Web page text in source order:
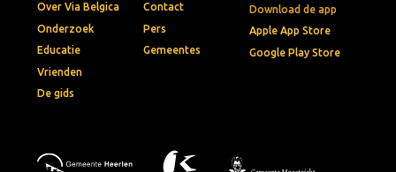
Download de app
Apple App Store
Google Play Store
Over Via Belgica
Onderzoek
Educatie
Vrienden
De gids
Contact
Pers
Gemeentes